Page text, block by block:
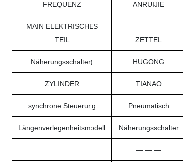
FREQUENZ ANRUIJIE
MAIN ELEKTRISCHES
TEIL
ZETTEL
Näherungsschalter) HUGONG
ZYLINDER TIANAO
synchrone Steuerung Pneumatisch
Längenverlegenheitsmodell Näherungsschalter
— — —